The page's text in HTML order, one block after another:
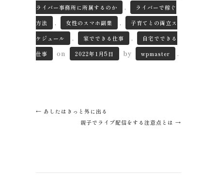
ライバー事務所に所属するのか
,
ライバーで稼ぐ
方法
, 女性のスマホ副業 ,
子育てとの両立ス
ケジュール
, 家でできる仕事 ,
自宅でできる
仕事
on 2022年1月5日 by wpmaster .
← あしたはきっと外に出る
親子でライブ配信をする注意点とは →